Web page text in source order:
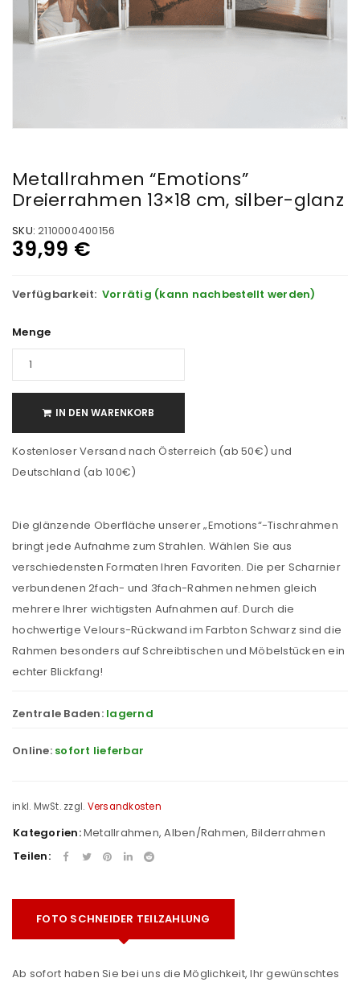
Metallrahmen “Emotions”
Dreierrahmen 13×18 cm, silber-glanz
SKU: 2110000400156
39,99 €
Verfügbarkeit: Vorrätig (kann nachbestellt werden)
Menge
IN DEN WARENKORB
Kostenloser Versand nach Österreich (ab 50€) und
Deutschland (ab 100€)
Die glänzende Oberfläche unserer „Emotions“-Tischrahmen
bringt jede Aufnahme zum Strahlen. Wählen Sie aus
verschiedensten Formaten Ihren Favoriten. Die per Scharnier
verbundenen 2fach- und 3fach-Rahmen nehmen gleich
mehrere Ihrer wichtigsten Aufnahmen auf. Durch die
hochwertige Velours-Rückwand im Farbton Schwarz sind die
Rahmen besonders auf Schreibtischen und Möbelstücken ein
echter Blickfang!
Zentrale Baden: lagernd
Online: sofort lieferbar
inkl. MwSt. zzgl. Versandkosten
Kategorien:Metallrahmen,Alben/Rahmen, Bilderrahmen
Teilen:
FOTO SCHNEIDER TEILZAHLUNG
Ab sofort haben Sie bei uns die Möglichkeit, Ihr gewünschtes